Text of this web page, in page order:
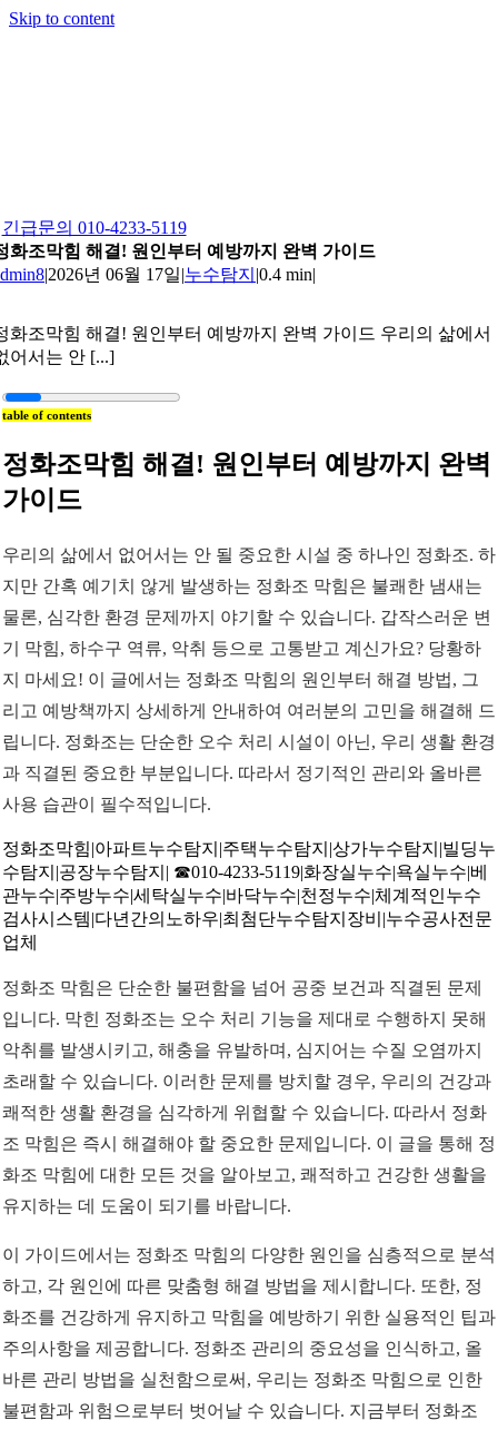
Skip to content
긴급문의 010-4233-5119
화조막힘 해결! 원인부터 예방까지 완벽 가이드
|2026년 06월 17일|누수탐지 |0.4 min|
화조막힘 해결! 원인부터 예방까지 완벽 가이드 우리의 삶에서
어서는 안 [...]
table of contents
정화조막힘 해결! 원인부터 예방까지 완벽
가이드
우리의 삶에서 없어서는 안 될 중요한 시설 중 하나인 정화조. 하
지만 간혹 예기치 않게 발생하는 정화조 막힘은 불쾌한 냄새는
물론, 심각한 환경 문제까지 야기할 수 있습니다. 갑작스러운 변
기 막힘, 하수구 역류, 악취 등으로 고통받고 계신가요? 당황하
지 마세요! 이 글에서는 정화조 막힘의 원인부터 해결 방법, 그
리고 예방책까지 상세하게 안내하여 여러분의 고민을 해결해 드
립니다. 정화조는 단순한 오수 처리 시설이 아닌, 우리 생활 환경
과 직결된 중요한 부분입니다. 따라서 정기적인 관리와 올바른
사용 습관이 필수적입니다.
정화조막힘|아파트누수탐지|주택누수탐지|상가누수탐지|빌딩누
수탐지|공장누수탐지| ☎010-4233-5119|화장실누수|욕실누수|베
관누수|주방누수|세탁실누수|바닥누수|천정누수|체계적인누수
검사시스템|다년간의노하우|최첨단누수탐지장비|누수공사전문
업체
정화조 막힘은 단순한 불편함을 넘어 공중 보건과 직결된 문제
입니다. 막힌 정화조는 오수 처리 기능을 제대로 수행하지 못해
악취를 발생시키고, 해충을 유발하며, 심지어는 수질 오염까지
초래할 수 있습니다. 이러한 문제를 방치할 경우, 우리의 건강과
쾌적한 생활 환경을 심각하게 위협할 수 있습니다. 따라서 정화
조 막힘은 즉시 해결해야 할 중요한 문제입니다. 이 글을 통해 정
화조 막힘에 대한 모든 것을 알아보고, 쾌적하고 건강한 생활을
유지하는 데 도움이 되기를 바랍니다.
이 가이드에서는 정화조 막힘의 다양한 원인을 심층적으로 분석
하고, 각 원인에 따른 맞춤형 해결 방법을 제시합니다. 또한, 정
화조를 건강하게 유지하고 막힘을 예방하기 위한 실용적인 팁과
주의사항을 제공합니다. 정화조 관리의 중요성을 인식하고, 올
바른 관리 방법을 실천함으로써, 우리는 정화조 막힘으로 인한
불편함과 위험으로부터 벗어날 수 있습니다. 지금부터 정화조